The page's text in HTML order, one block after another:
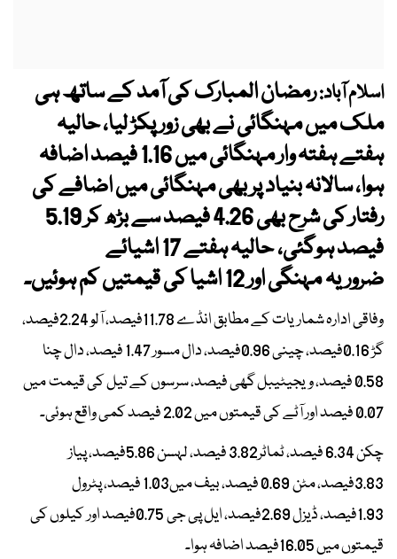
اسلام آباد:رمضان المبارک کی آمد کے ساتھ ہی
ملک میں مہنگائی نے بھی زور پکڑ لیا، حالیہ
ہفتے ہفتہ وار مہنگائی میں 1.16 فیصد اضافہ
ہوا، سالانہ بنیاد پر بھی مہنگائی میں اضافے کی
رفتار کی شرح بھی 4.26 فیصد سے بڑھ کر 5.19
فیصد ہوگئی، حالیہ ہفتے 17 اشیائے
ضروریہ مہنگی اور 12 اشیا کی قیمتیں کم ہوئیں۔
وفاقی ادارہ شماریات کے مطابق انڈے 11.78فیصد، آلو 2.24فیصد،
گڑ 0.16فیصد، چینی 0.96فیصد، دال مسور 1.47 فیصد، دال چنا
0.58 فیصد، ویجیٹیبل گھی فیصد، سرسوں کے تیل کی قیمت میں
0.07 فیصد اور آٹے کی قیمتوں میں 2.02 فیصد کمی واقع ہوئی۔
چکن 6.34 فیصد، ٹماٹر3.82 فیصد، لہسن 5.86فیصد، پیاز
3.83فیصد، مٹن 0.69 فیصد، بیف میں1.03 فیصد، پٹرول
1.93فیصد، ڈیزل 2.69فیصد، ایل پی جی 0.75فیصد اور کیلوں کی
قیمتوں میں 16.05فیصد اضافہ ہوا۔